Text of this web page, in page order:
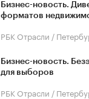
Бизнес-новость.
форматов
РБК Отрасли /
Бизнес-новость.
для выборов
РБК Отрасли /